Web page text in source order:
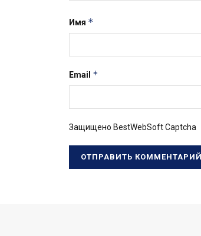
Имя *
Email *
Защищено BestWebSoft Captcha